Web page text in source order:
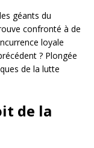
géants du
confronté à de
loyale
? Plongée
de la lutte
de la